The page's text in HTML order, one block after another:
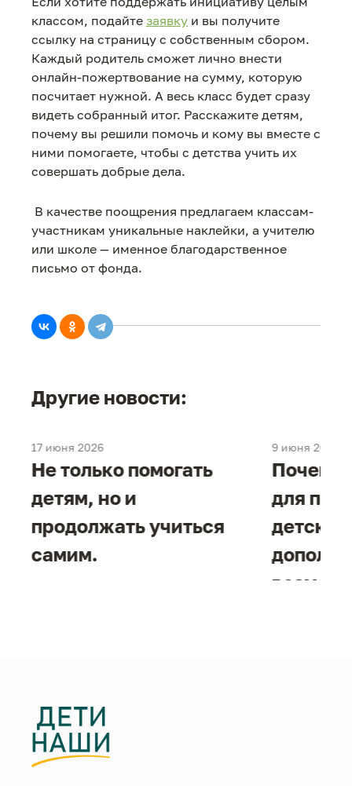
классом, подайте заявку и вы получите
ссылку на страницу с собственным сбором.
Каждый родитель сможет лично внести
онлайн-пожертвование на сумму, которую
посчитает нужной. А весь класс будет сразу
видеть собранный итог. Расскажите детям,
почему вы решили помочь и кому вы вместе с
ними помогаете, чтобы с детства учить их
совершать добрые дела.
В качестве поощрения предлагаем классам-
участникам уникальные наклейки, а учителю
или школе — именное благодарственное
письмо от фонда.
Другие новости:
17 июня 2026
Не только помогать
детям, но и
продолжать учиться
самим.
9 июня 2026
Почему
для